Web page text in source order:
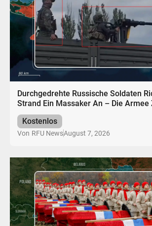
Durchgedrehte Russische Soldaten
Strand Ein Massaker An – Die
Kostenlos
Von RFU NewsAugust 7, 2026